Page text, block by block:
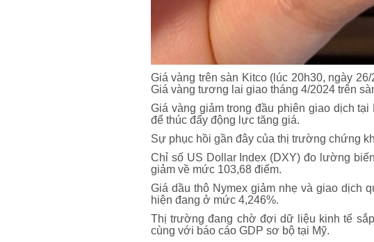
Giá vàng trên sàn Kitco (lúc 20h30, ngày
Giá vàng tương lai giao tháng 4/2024 trên
Giá vàng giảm trong đầu phiên giao dịch
để thúc đẩy động lực tăng giá.
Sự phục hồi gần đây của thị trường chứng
Chỉ số US Dollar Index (DXY) đo lường
giảm về mức 103,68 điểm.
Giá dầu thô Nymex giảm nhẹ và giao dịch
hiện đang ở mức 4,246%.
Thị trường đang chờ đợi dữ liệu kinh tế
cùng với báo cáo GDP sơ bộ tại Mỹ.